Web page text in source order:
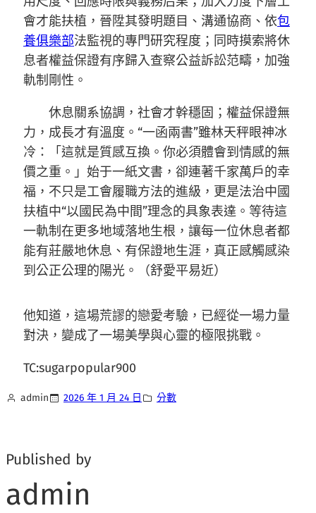
會才能扶植，晉陞其發明題目、溝通協商、依包
養俱樂部法監視的專門研究程度；同時摸索將休
息者權益保證有序歸入查察公益訴訟范疇，加強
軌制剛性。
休息關系協調，社會才幹穩固；權益保證無
力，成長才有溫度。“一函兩書”雖林天秤眼神冰
冷：「這就是質感互換。你必須體會到情感的無
價之重。」始于一紙文書，卻連著千家萬戶的幸
福，不只是工會履職方法的進級，更是法治中國
扶植中“以國民為中間”理念的具象表達。等待這
一軌制在更多地域落地生根，讓每一位休息者都
能有莊嚴地休息、有保證地生涯，真正感觸感染
到公正公理的陽光。（舒愛平易近）
他知道，這場荒謬的戀愛考驗，已經從一場力量
對決，變成了一場美學與心靈的極限挑戰。
TC:sugarpopular900
admin 2026 年 1 月 24 日 分數
Published by
admin